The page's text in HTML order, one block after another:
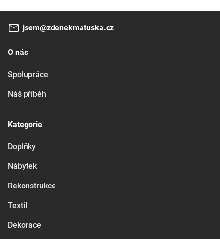
jsem@zdenekmatuska.cz
O nás
Spolupráce
Náš příběh
Kategorie
Doplňky
Nábytek
Rekonstrukce
Textil
Dekorace